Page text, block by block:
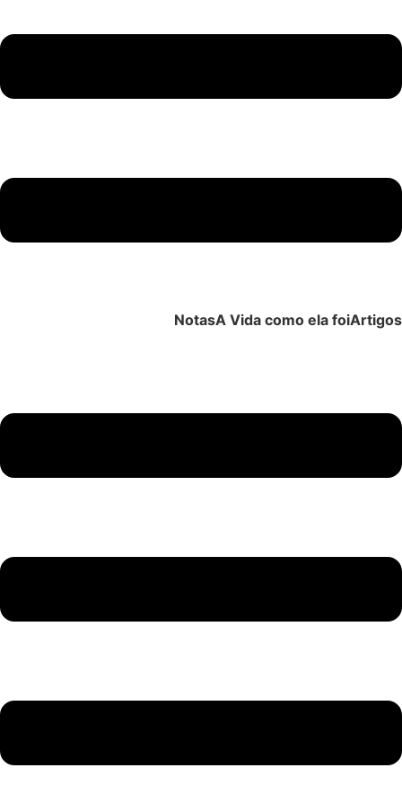
NotasA Vida como ela foiArtigos